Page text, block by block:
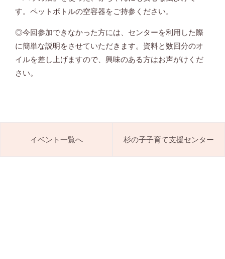
す。ペットボトルの空容器をご持参ください。
◎今回参加できなかった方には、センターを利用した際
に簡単な説明をさせていただきます。資料と数回分のオ
イルを差し上げますので、興味のある方はお声がけくだ
さい。
イベント一覧へ 杉の子子育て支援センター